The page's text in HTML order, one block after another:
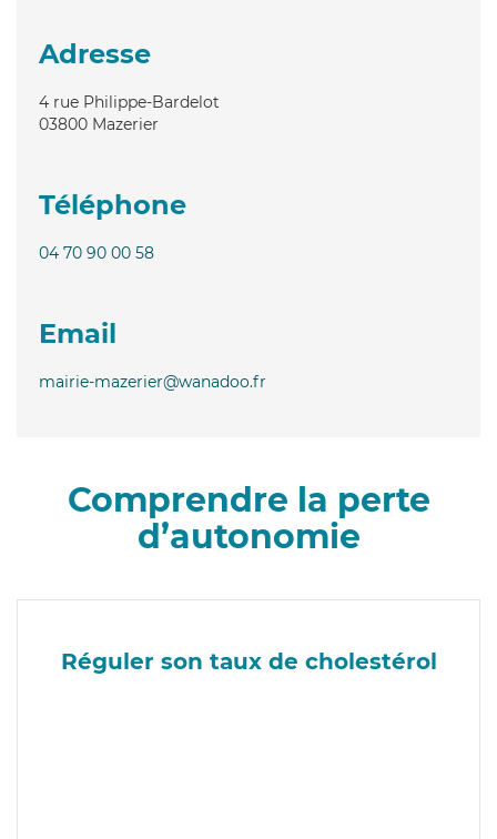
Adresse
4 rue Philippe-Bardelot
03800 Mazerier
Téléphone
04 70 90 00 58
Email
mairie-mazerier@wanadoo.fr
Comprendre la perte
d’autonomie
Réguler son taux de cholestérol